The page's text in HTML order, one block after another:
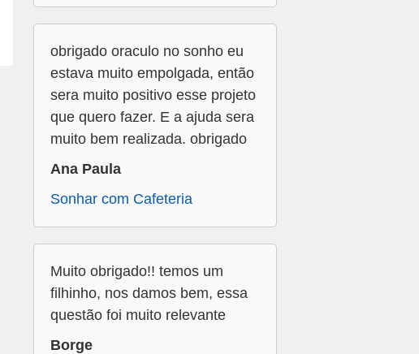
obrigado oraculo no sonho eu
estava muito empolgada, então
sera muito positivo esse projeto
que quero fazer. E a ajuda sera
muito bem realizada. obrigado
Ana Paula
Sonhar com Cafeteria
Muito obrigado!! temos um
filhinho, nos damos bem, essa
questão foi muito relevante
Borge